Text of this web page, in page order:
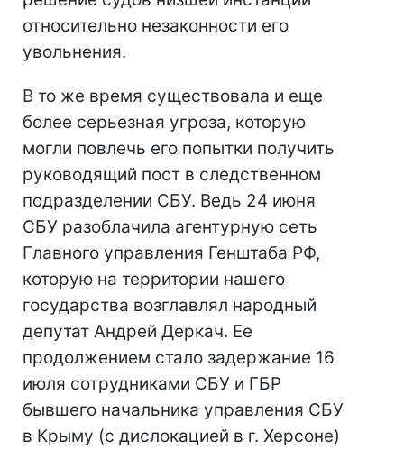
относительно незаконности его
увольнения.
В то же время существовала и еще
более серьезная угроза, которую
могли повлечь его попытки получить
руководящий пост в следственном
подразделении СБУ. Ведь 24 июня
СБУ разоблачила агентурную сеть
Главного управления Генштаба РФ,
которую на территории нашего
государства возглавлял народный
депутат Андрей Деркач. Ее
продолжением стало задержание 16
июля сотрудниками СБУ и ГБР
бывшего начальника управления СБУ
в Крыму (с дислокацией в г. Херсоне)